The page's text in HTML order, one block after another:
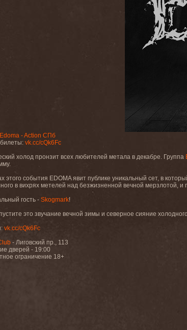
- Action СПб
билеты: vk.cc/cQk6Fc
холод пронзит всех любителей метала в декабре. Группа
этого события EDOMA явит публике уникальный сет, в
в вихрях метелей над безжизненной вечной мерзлотой,
гость - Skogmark!
это звучание вечной зимы и северное сияние
vk.cc/cQk6Fc
- Лиговский пр., 113
дверей - 19:00
ограничение 18+